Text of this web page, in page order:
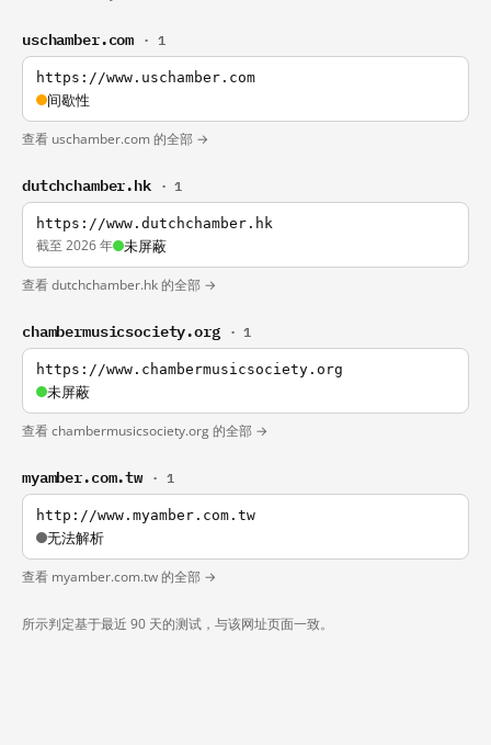
uschamber.com · 1
https://www.uschamber.com
间歇性
查看 uschamber.com 的全部 →
dutchchamber.hk · 1
https://www.dutchchamber.hk
截至 2026 年 未屏蔽
查看 dutchchamber.hk 的全部 →
chambermusicsociety.org · 1
https://www.chambermusicsociety.org
未屏蔽
查看 chambermusicsociety.org 的全部 →
myamber.com.tw · 1
http://www.myamber.com.tw
无法解析
查看 myamber.com.tw 的全部 →
所示判定基于最近 90 天的测试，与该网址页面一致。